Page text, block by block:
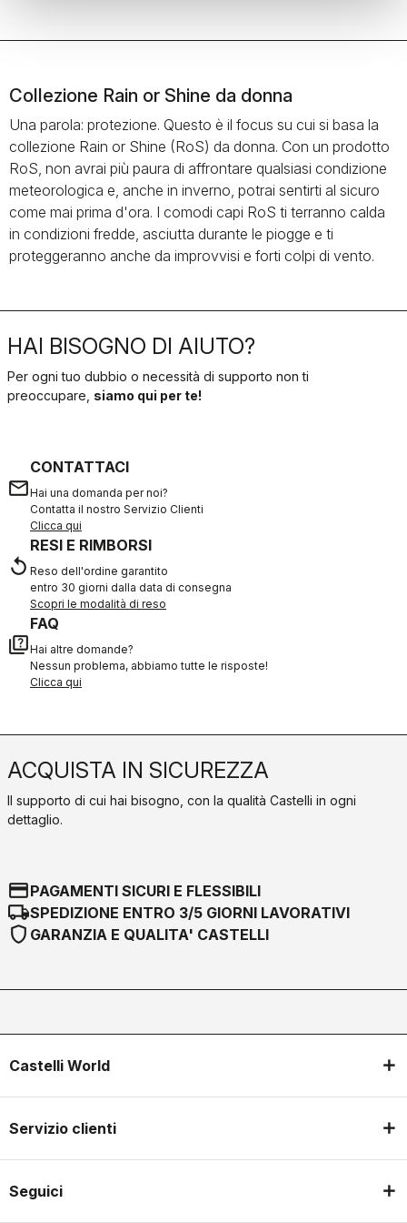
Collezione Rain or Shine da donna
Una parola: protezione. Questo è il focus su cui si basa la
collezione Rain or Shine (RoS) da donna. Con un prodotto
RoS, non avrai più paura di affrontare qualsiasi condizione
meteorologica e, anche in inverno, potrai sentirti al sicuro
come mai prima d'ora. I comodi capi RoS ti terranno calda
in condizioni fredde, asciutta durante le piogge e ti
proteggeranno anche da improvvisi e forti colpi di vento.
HAI BISOGNO DI AIUTO?
Per ogni tuo dubbio o necessità di supporto non ti
preoccupare, siamo qui per te!
email
CONTATTACI
Hai una domanda per noi?
Contatta il nostro Servizio Clienti
Clicca qui
replay
RESI E RIMBORSI
Reso dell'ordine garantito
entro 30 giorni dalla data di consegna
Scopri le modalità di reso
quiz
FAQ
Hai altre domande?
Nessun problema, abbiamo tutte le risposte!
Clicca qui
ACQUISTA IN SICUREZZA
Il supporto di cui hai bisogno, con la qualità Castelli in ogni
dettaglio.
credit_cardPAGAMENTI SICURI E FLESSIBILI
local_shippingSPEDIZIONE ENTRO 3/5 GIORNI LAVORATIVI
shield GARANZIA E QUALITA' CASTELLI
Castelli World
Servizio clienti
Seguici